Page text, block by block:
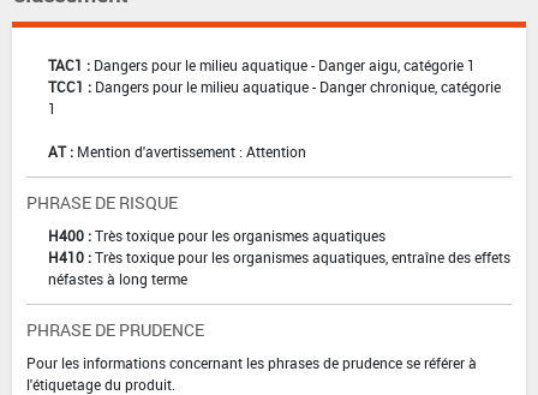
TAC1 : Dangers pour le milieu aquatique - Danger aigu, catégorie 1
TCC1 : Dangers pour le milieu aquatique - Danger chronique, catégorie
1
AT : Mention d'avertissement : Attention
PHRASE DE RISQUE
H400 :Très toxique pour les organismes aquatiques
H410 :Très toxique pour les organismes aquatiques, entraîne des effets
néfastes à long terme
PHRASE DE PRUDENCE
Pour les informations concernant les phrases de prudence se référer à
l'étiquetage du produit.